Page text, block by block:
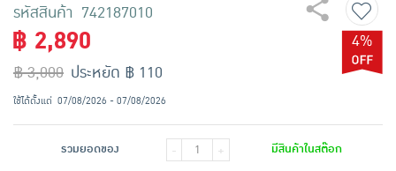
รหัสสินค้า 742187010
฿ 2,890
฿ 3,000
4%
ประหยัด ฿ 110
ใช้ได้ตั้งแต่ 07/08/2026 - 07/08/2026
รวมยอดของ - + มีสินค้าในสต๊อก